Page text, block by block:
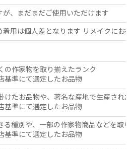
が、まだまだご使用いただけます
着用は個人差となります リメイクにお
の作家物を取り揃えたランク
基準にて選定したお品物
けたお品物や、著名な産地で生産され
基準にて選定したお品物
る種別や、一部の作家物商品などを取
基準にて選定したお品物